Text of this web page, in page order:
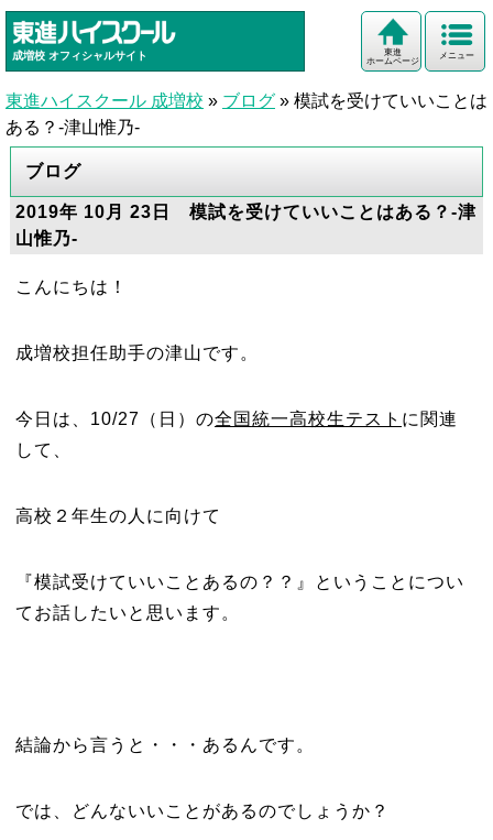
成増校 オフィシャルサイト メニュー
東進
ホームページ
東進ハイスクール 成増校 » ブログ » 模試を受けていいことは
ある？-津山惟乃-
ブログ
2019年 10月 23日 模試を受けていいことはある？-津
山惟乃-
こんにちは！
成増校担任助手の津山です。
今日は、10/27（日）の全国統一高校生テスト に関連
して、
高校２年生の人に向けて
『模試受けていいことあるの？？』ということについ
てお話したいと思います。
結論から言うと・・・あるんです。
では、どんないいことがあるのでしょうか？